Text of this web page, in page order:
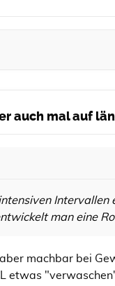
auch mal auf
man eine
machbar bei
etwas